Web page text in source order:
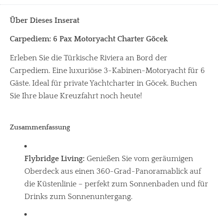
Über Dieses Inserat
Carpediem: 6 Pax Motoryacht Charter Göcek
Erleben Sie die Türkische Riviera an Bord der
Carpediem. Eine luxuriöse 3-Kabinen-Motoryacht für 6
Gäste. Ideal für private Yachtcharter in Göcek. Buchen
Sie Ihre blaue Kreuzfahrt noch heute!
Zusammenfassung
Flybridge Living: Genießen Sie vom geräumigen
Oberdeck aus einen 360-Grad-Panoramablick auf
die Küstenlinie – perfekt zum Sonnenbaden und für
Drinks zum Sonnenuntergang.